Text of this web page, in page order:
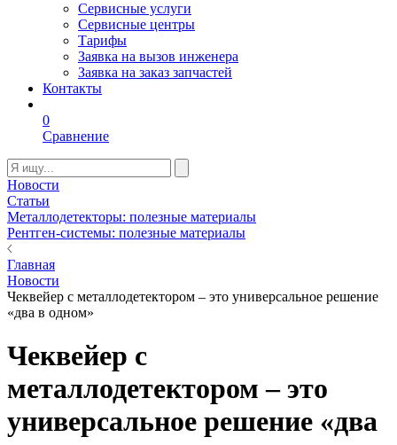
Сервисные услуги
Сервисные центры
Тарифы
Заявка на вызов инженера
Заявка на заказ запчастей
Контакты
0
Сравнение
Новости
Статьи
Металлодетекторы: полезные материалы
Рентген-системы: полезные материалы
Главная
Новости
Чеквейер с металлодетектором – это универсальное решение
«два в одном»
Чеквейер с
металлодетектором – это
универсальное решение «два